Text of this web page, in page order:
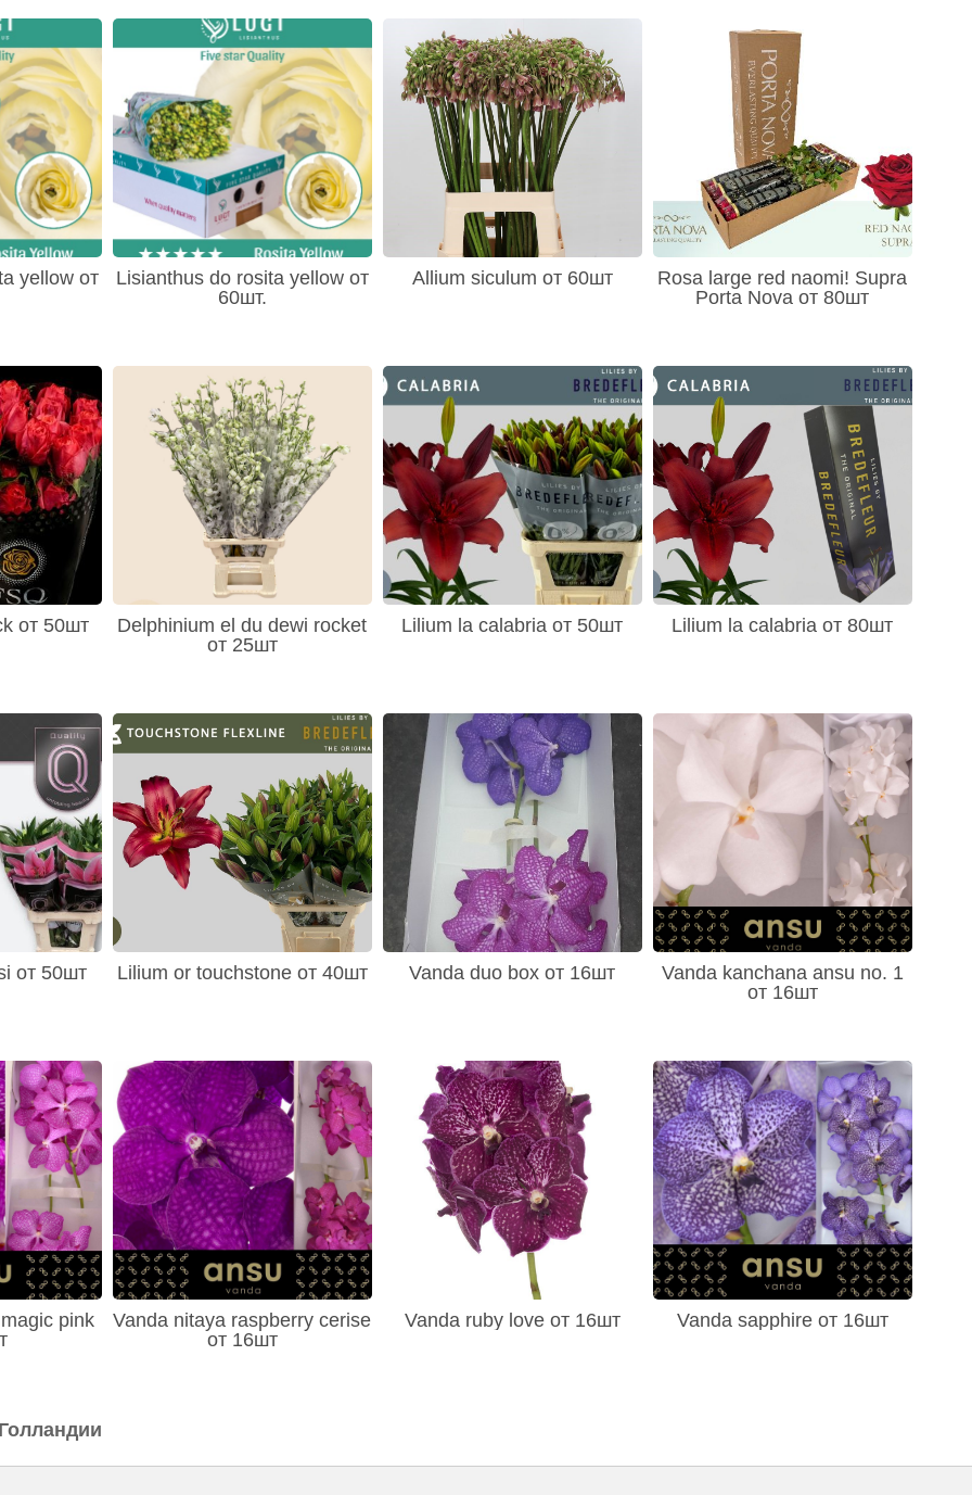
yellow от
Lisianthus do rosita yellow от
60шт.
Allium siculum от 60шт
Rosa large red naomi! Supra
Porta Nova от 80шт
от 50шт
Delphinium el du dewi rocket
от 25шт
Lilium la calabria от 50шт Lilium la calabria от 80шт
от 50шт Lilium or touchstone от 40шт Vanda duo box от 16шт
Vanda kanchana ansu no. 1
от 16шт
pink
Vanda nitaya raspberry cerise
от 16шт
Vanda ruby love от 16шт Vanda sapphire от 16шт